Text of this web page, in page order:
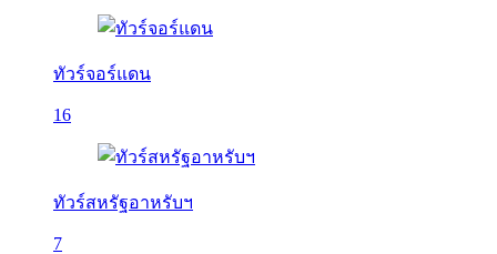
ทัวร์จอร์แดน
16
ทัวร์สหรัฐอาหรับฯ
7